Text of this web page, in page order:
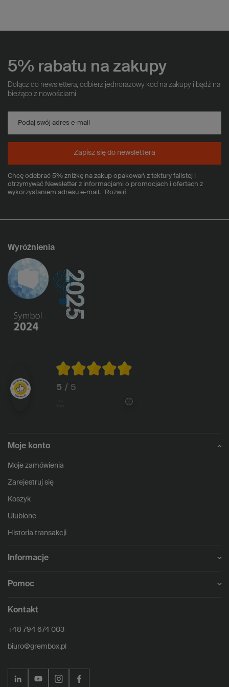
5% rabatu na zakupy
Dołącz do newslettera, odbierz jednorazowy kod na zakupy i bądź na
bieżąco z nowościami
Podaj swój adres e-mail
Chcę odebrać 5% zniżkę na zakup opakowań z tektury falistej i
otrzymywać Newsletter z informacjami o promocjach i ofertach z
wykorzystaniem adresu e-mail.
Rozwiń
Zapisz się do newslettera
Wyróżnienia
5 / 5
Moje konto
Moje zamówienia
Zarejestruj się
Koszyk
Ulubione
Historia transakcji
Informacje
Pomoc
Kontakt
+48 794 674 003
biuro@grembox.pl